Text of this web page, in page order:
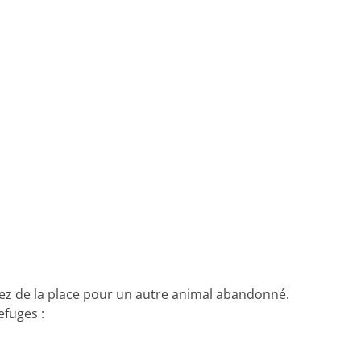
de la place pour un autre animal abandonné.
: